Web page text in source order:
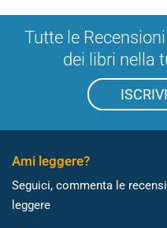
Tutte le
dei libri nella
Ami leggere?
Seguici, commenta le
leggere